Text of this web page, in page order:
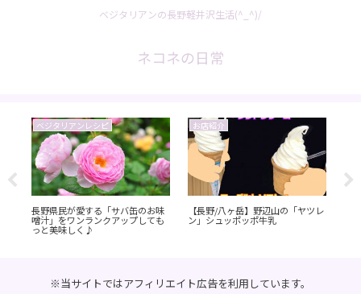
ベジタリアンの長野軽井沢生活(^_^)/
ネコネの日常
ベジタリアンレシピ
長野県民が愛する「サバ缶のお味
噌汁」をワンランクアップしても
っと美味しく♪
お店紹介
【長野/八ヶ岳】野辺山の「ヤツレ
ン」シュッポッポ牛乳
※当サイトではアフィリエイト広告を利用しています。